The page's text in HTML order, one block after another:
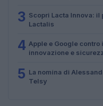
3 Scopri Lacta Innova:
Lactalis
4 Apple e Google
innovazione e
5 La nomina di
Telsy